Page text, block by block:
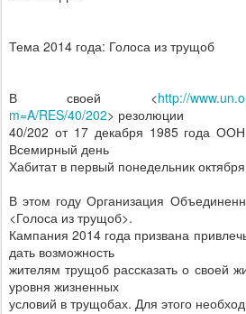
Тема 2014 года: Голоса из трущоб
В своей <http://
m=A/RES/40/202> резолюции
40/202 от 17 декабря 1985 года ООН
Всемирный день
Хабитат в первый понедельник
В этом году Организация
<Голоса из трущоб>.
Кампания 2014 года призвана
дать возможность
жителям трущоб рассказать о своей
уровня жизненных
условий в трущобах. Для этого